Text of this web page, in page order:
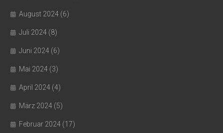
August 2024 (6)
Juli 2024 (8)
Juni 2024 (6)
Mai 2024 (3)
April 2024 (4)
März 2024 (5)
Februar 2024 (17)